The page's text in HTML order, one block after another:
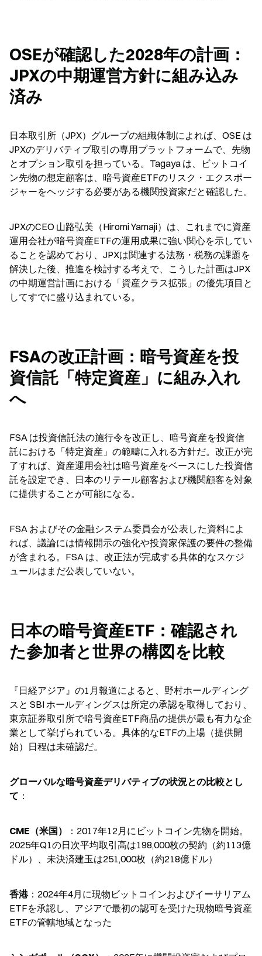
OSEが確認した2028年の計画：
JPXの中期運営方針に組み込み
済み
日本取引所（JPX）グループの組織体制によれば、OSE は
JPXのデリバティブ取引の専用プラットフォームで、先物
とオプション取引を担っている。Tagaya は、ビットコイ
ン先物の想定顧客は、暗号資産ETFのリスク・エクスポー
ジャーをヘッジする必要がある機関投資家だと確認した。
JPXのCEO 山路弘美（Hiromi Yamaji）は、これまでに資産
運用会社が暗号資産ETFの運用成果に強い関心を示してい
ることを認めており、JPXは関連する法務・税務の課題を
解決した後、推進を検討する考えで、こうした計画はJPX
の中期運営計画における「資産クラス拡張」の優先項目と
してすでに盛り込まれている。
FSAの改正計画：暗号資産を投
資信託「特定資産」に組み入れ
へ
FSA は投資信託法の施行令を改正し、暗号資産を投資信
託における「特定資産」の範疇に入れる方針だ。改正が完
了すれば、資産運用会社は暗号資産をベースにした投資信
託を設定でき、日本のリテール顧客および機関顧客を対象
に提供することが可能になる。
FSA およびその金融システム委員会が公表した資料によ
れば、議論には情報開示の強化や投資家保護の要件の整備
が含まれる。FSA は、改正法が完成する具体的なスケジ
ュールはまだ公表していない。
日本の暗号資産ETF：確認され
た参加者と世界の構図を比較
『日経アジア』の1月報道によると、野村ホールディング
スと SBI ホールディングスは所定の承認を取得しており、
東京証券取引所で暗号資産ETF商品の提供が最も有力な企
業として挙げられている。具体的なETFの上場（提供開
始）日程は未確認だ。
グローバルな暗号資産デリバティブの状況との比較とし
て ：
CME（米国）
：2017年12月にビットコイン先物を開始。
2025年Q1の日次平均取引高は198,000枚の契約（約113億
ドル）、未決済建玉は251,000枚（約218億ドル）
香港：2024年4月に現物ビットコインおよびイーサリアム
ETFを承認し、アジアで最初の認可を受けた現物暗号資産
ETFの管轄地域となった